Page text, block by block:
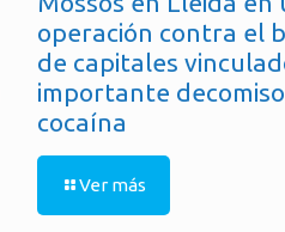
operación contra el
de capitales
importante
cocaína
Ver más